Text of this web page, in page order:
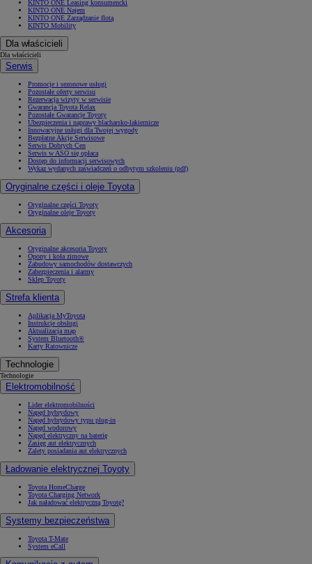
KINTO ONE Leasing konsumencki
KINTO ONE Najem
KINTO ONE Zarządzanie flotą
KINTO Mobility
Dla właścicieli
Dla właścicieli
Serwis
Promocje i sezonowe usługi
Pozostałe oferty serwisu
Rezerwacja wizyty w serwisie
Gwarancja Toyota Relax
Pozostałe Gwarancje Toyoty
Ubezpieczenia i naprawy blacharsko-lakiernicze
Innowacyjne usługi dla Twojej wygody
Bezpłatne Akcje Serwisowe
Serwis Dobrych Cen
Serwis w ASO się opłaca
Dostęp do informacji serwisowych
Wykaz wydanych zaświadczeń o odbytym szkoleniu (pdf)
Oryginalne części i oleje Toyota
Oryginalne części Toyoty
Oryginalne oleje Toyoty
Akcesoria
Oryginalne akcesoria Toyoty
Opony i koła zimowe
Zabudowy samochodów dostawczych
Zabezpieczenia i alarmy
Sklep Toyoty
Strefa klienta
Aplikacja MyToyota
Instrukcje obsługi
Aktualizacja map
System Bluetooth®
Karty Ratownicze
Technologie
Technologie
Elektromobilność
Lider elektromobilności
Napęd hybrydowy
Napęd hybrydowy typu plug-in
Napęd wodorowy
Napęd elektryczny na baterię
Zasięg aut elektrycznych
Zalety posiadania aut elektrycznych
Ładowanie elektrycznej Toyoty
Toyota HomeCharge
Toyota Charging Network
Jak naładować elektryczną Toyotę?
Systemy bezpieczeństwa
Toyota T-Mate
System eCall